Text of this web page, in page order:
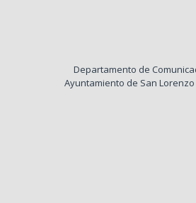
Departamento de
Ayuntamiento de San Lorenzo